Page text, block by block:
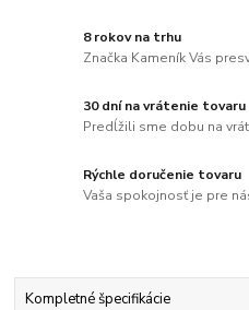
8 rokov na trhu
Značka Kameník Vás
30 dní na vrátenie tovaru
Predĺžili sme dobu na
Rýchle doručenie tovaru
Vaša spokojnosť je pre
Kompletné špecifikácie